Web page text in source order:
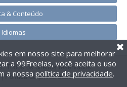
& Conteúdo
Idiomas
Todos os direitos reservados.
Política de privacidade
em nosso site para melhorar
a 99Freelas, você aceita o uso
a nossa política de privacidade.